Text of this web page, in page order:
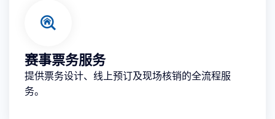
赛事票务服务
提供票务设计、线上预订及现场核销的全流程服
务。